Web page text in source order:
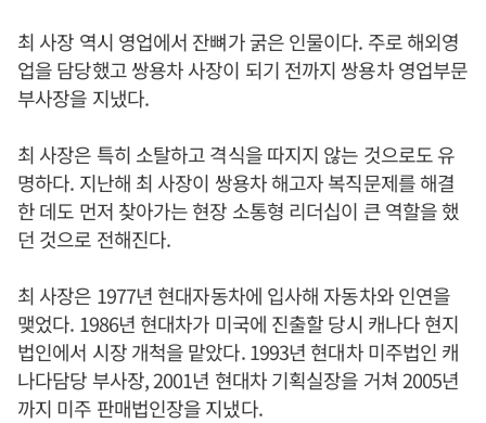
최 사장 역시 영업에서 잔뼈가 굵은 인물이다. 주로 해외영
업을 담당했고 쌍용차 사장이 되기 전까지 쌍용차 영업부문
부사장을 지냈다.
최 사장은 특히 소탈하고 격식을 따지지 않는 것으로도 유
명하다. 지난해 최 사장이 쌍용차 해고자 복직문제를 해결
한 데도 먼저 찾아가는 현장 소통형 리더십이 큰 역할을 했
던 것으로 전해진다.
최 사장은 1977년 현대자동차에 입사해 자동차와 인연을
맺었다. 1986년 현대차가 미국에 진출할 당시 캐나다 현지
법인에서 시장 개척을 맡았다. 1993년 현대차 미주법인 캐
나다담당 부사장, 2001년 현대차 기획실장을 거쳐 2005년
까지 미주 판매법인장을 지냈다.